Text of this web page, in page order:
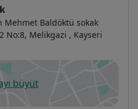
Mehmet Baldöktü sokak
No:8, Melikgazi , Kayseri
büyüt
yeni bir sekmede açılır